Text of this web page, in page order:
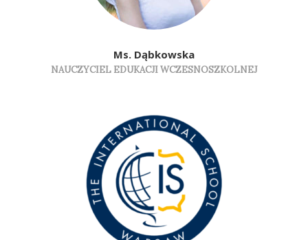
Ms. Dąbkowska
NAUCZYCIEL EDUKACJI WCZESNOSZKOLNEJ